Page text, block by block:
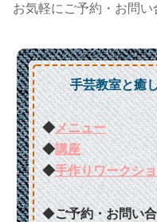
お気軽にご予約・お問
手芸教室と癒
◆メニュー
◆講座
◆手作りワークシ
◆ご予約・お問い